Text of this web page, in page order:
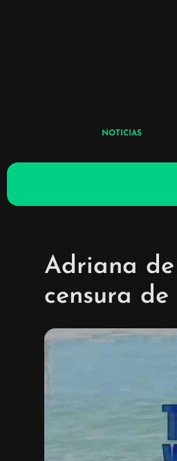
NOTICIAS
Adriana de
censura de